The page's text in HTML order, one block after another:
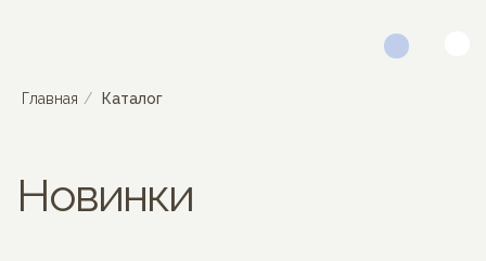
Главная / Каталог
Новинки